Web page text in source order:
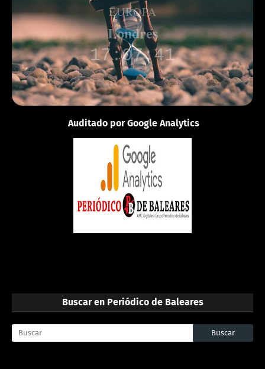
EUROPA
Londres
17:07:41
Auditado por Google Analytics
Buscar en Periódico de Baleares